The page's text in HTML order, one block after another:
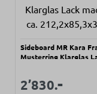
Sideboard MR Kara
Musterring Klarglas
2’830.-